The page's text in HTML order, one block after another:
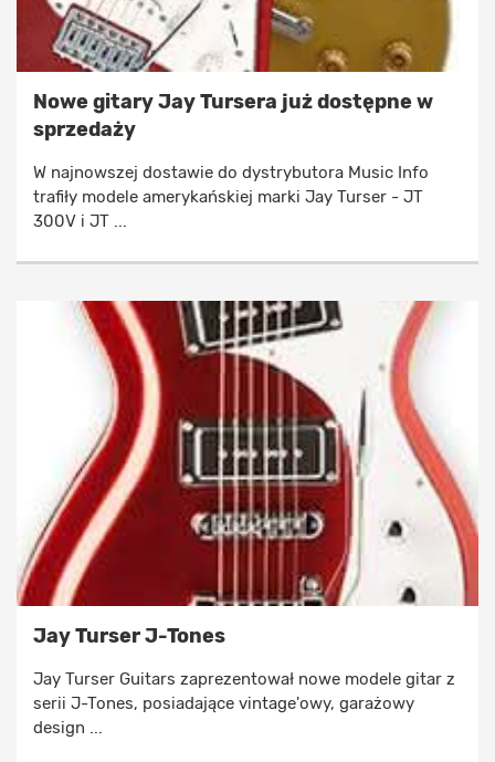
Nowe gitary Jay Tursera już dostępne w
sprzedaży
W najnowszej dostawie do dystrybutora Music Info
trafiły modele amerykańskiej marki Jay Turser - JT
300V i JT ...
Jay Turser J-Tones
Jay Turser Guitars zaprezentował nowe modele gitar z
serii J-Tones, posiadające vintage'owy, garażowy
design ...